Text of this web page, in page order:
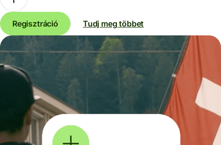
Regisztráció Tudj meg többet